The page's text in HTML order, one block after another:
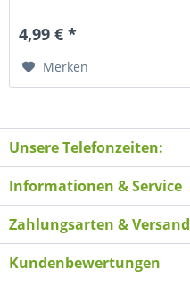
4,99 € *
Merken
Unsere Telefonzeiten:
Informationen & Service
Zahlungsarten & Versand
Kundenbewertungen